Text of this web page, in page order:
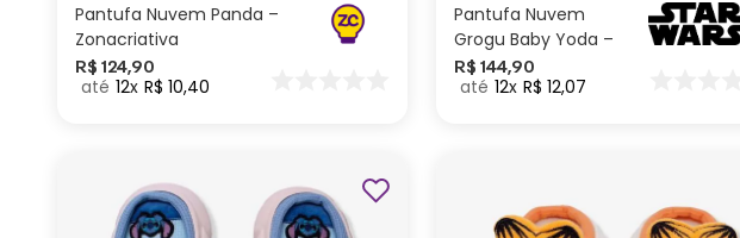
Pantufa Nuvem Panda –
Zonacriativa
R$ 124,90
12 R$ 10,40
Pantufa Nuvem
Grogu Baby Yoda –
Star Wars
R$ 144,90
12 R$ 12,07